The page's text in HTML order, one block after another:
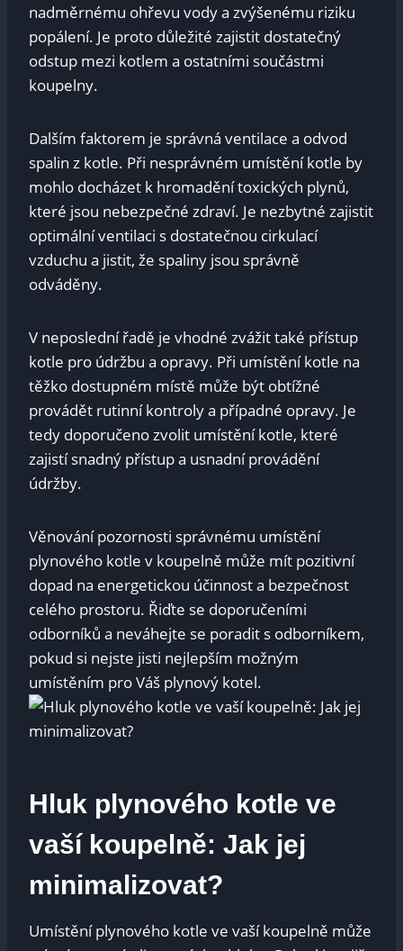
nadměrnému ohřevu vody a zvýšenému riziku
popálení. Je proto důležité zajistit dostatečný
odstup mezi kotlem a ostatními součástmi
koupelny.
Dalším faktorem je správná ventilace a odvod
spalin z kotle. Při nesprávném umístění kotle by
mohlo docházet k hromadění toxických plynů,
které jsou nebezpečné zdraví. Je nezbytné zajistit
optimální ventilaci s dostatečnou cirkulací
vzduchu a jistit, že spaliny jsou správně
odváděny.
V neposlední řadě je vhodné zvážit také přístup
kotle pro údržbu a opravy. Při umístění kotle na
těžko dostupném místě může být obtížné
provádět rutinní kontroly a případné opravy. Je
tedy doporučeno zvolit umístění kotle, které
zajistí snadný přístup a usnadní provádění
údržby.
Věnování pozornosti správnému umístění
plynového kotle v koupelně může mít pozitivní
dopad na energetickou účinnost a bezpečnost
celého prostoru. Řiďte se doporučeními
odborníků a neváhejte se poradit s odborníkem,
pokud si nejste jisti nejlepším možným
umístěním pro Váš plynový kotel.
Hluk plynového kotle ve
vaší koupelně: Jak jej
minimalizovat?
Umístění plynového kotle ve vaší koupelně může